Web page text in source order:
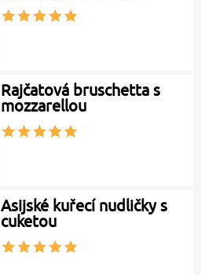
Rajčatová bruschetta s
mozzarellou
Asijské kuřecí nudličky s
cuketou